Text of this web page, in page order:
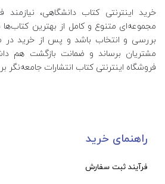
خرید اینترنتی کتاب‌ دانشگاهی،
مجموعه‌ای متنوع و کامل از بهترین کتاب‌ها
بررسی و انتخاب باشد و پس از خرید
مشتریان برساند و ضمانت بازگشت هم
فروشگاه اینترنتی کتاب انتشارات جامعه‌نگر
راهنمای خرید
فرآیند ثبت سفارش